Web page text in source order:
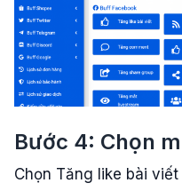
Bước 4: Chọn
Chọn Tăng like bài viết